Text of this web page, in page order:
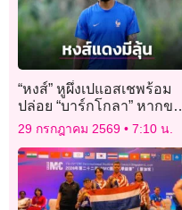
“หงส์” หูผึ่งเปแอสเชพร้อม
ปล่อย “บาร์กโกลา” หากขอ
ย้ายทีม
29 กรกฎาคม 2569 7:10 น.